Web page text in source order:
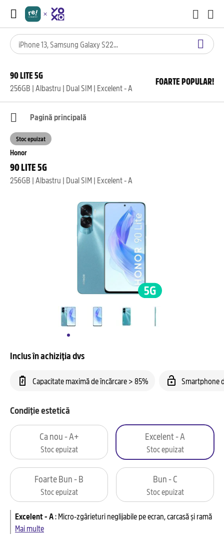
90 LITE 5G
256GB | Albastru | Dual SIM | Excelent - A
FOARTE POPULAR!
Pagină principală
Honor
90 LITE 5G
256GB | Albastru | Dual SIM | Excelent - A
Stoc epuizat
Inclus în achiziția dvs
Capacitate maximă de încărcare > 85% Smartphone
Condiție estetică
Ca nou - A+
Stoc epuizat
Excelent - A
Stoc epuizat
Foarte Bun - B
Stoc epuizat
Bun - C
Stoc epuizat
Excelent - A:Micro-zgârieturi neglijabile pe ecran, carcasă și ramă
Mai multe